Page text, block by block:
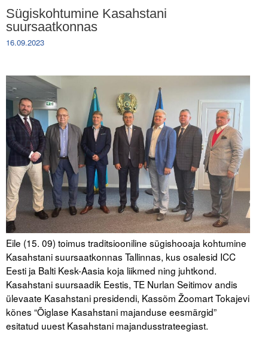
ICC Eesti liikmebaas
Liikmete pakkumised
Kalender
ICC Eesti
Tegevused
Publikatsioonid
Arvamus
Viidad
ICC WBO
ICC komisjonid
Digiraamatukogu
Juhendid ja väljaanded
Sügiskohtumine Kasahstani
suursaatkonnas
16.09.2023
Eile (15. 09) toimus traditsiooniline sügishooaja kohtumine
Kasahstani suursaatkonnas Tallinnas, kus osalesid ICC
Eesti ja Balti Kesk-Aasia koja liikmed ning juhtkond.
Kasahstani suursaadik Eestis, TE Nurlan Seitimov andis
ülevaate Kasahstani presidendi, Kassõm Žoomart Tokajevi
kõnes “Õiglase Kasahstani majanduse eesmärgid”
esitatud uuest Kasahstani majandusstrateegiast.